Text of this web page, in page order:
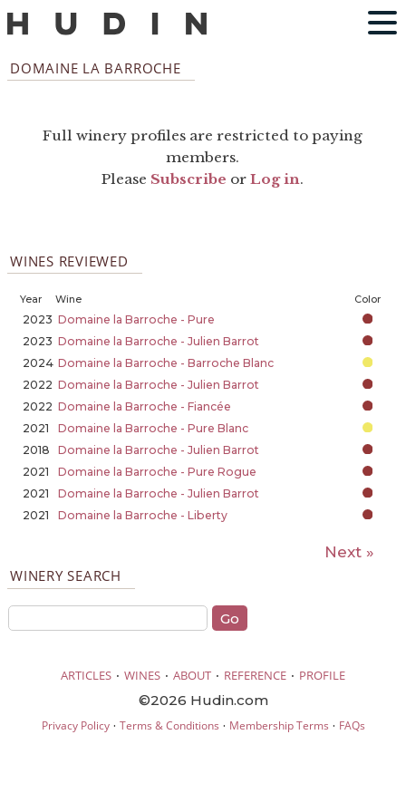
DOMAINE LA BARROCHE
Full winery profiles are restricted to paying
members.
Please Subscribe orLog in.
WINES REVIEWED
Year Wine Color
2023 Domaine la Barroche - Pure
2023 Domaine la Barroche - Julien Barrot
2024 Domaine la Barroche - Barroche Blanc
2022 Domaine la Barroche - Julien Barrot
2022 Domaine la Barroche - Fiancée
2021
Domaine la Barroche - Pure Blanc
2018
Domaine la Barroche - Julien Barrot
2021
Domaine la Barroche - Pure Rogue
2021
Domaine la Barroche - Julien Barrot
2021
Domaine la Barroche - Liberty
Next »
WINERY SEARCH
ARTICLES · WINES · ABOUT · REFERENCE · PROFILE
©2026 Hudin.com
Privacy Policy· Terms & Conditions · Membership Terms · FAQs